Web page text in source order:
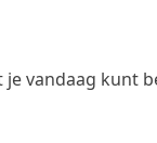
vandaag kunt